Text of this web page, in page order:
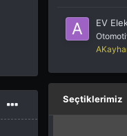
EV
Seçtiklerimiz